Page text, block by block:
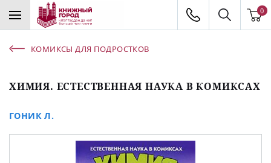
0
КОМИКСЫ ДЛЯ ПОДРОСТКОВ
ХИМИЯ. ЕСТЕСТВЕННАЯ НАУКА В КОМИКСАХ
ГОНИК Л.